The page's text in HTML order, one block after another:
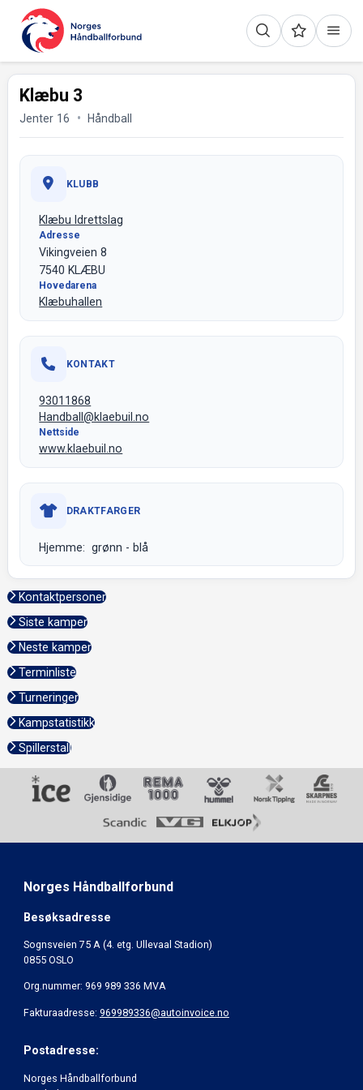
Klæbu 3
Jenter 16 Håndball
KLUBB
Klæbu Idrettslag
Adresse
Vikingveien 8
7540 KLÆBU
Hovedarena
Klæbuhallen
KONTAKT
93011868
Handball@klaebuil.no
Nettside
www.klaebuil.no
DRAKTFARGER
Hjemme: grønn - blå
Kontaktpersoner
Siste kamper
Neste kamper
Terminliste
Turneringer
Kampstatistikk
Spillerstall
Norges Håndballforbund
Besøksadresse
Sognsveien 75 A (4. etg. Ullevaal Stadion)
0855 OSLO
Org.nummer: 969 989 336 MVA
Fakturaadresse: 969989336@autoinvoice.no
Postadresse:
Norges Håndballforbund